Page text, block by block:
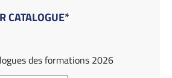
CATALOGUE*
des formations 2026